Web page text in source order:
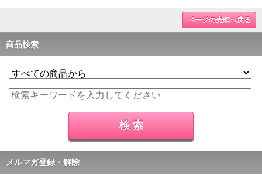
ページの先頭へ戻る
商品検索
メルマガ登録・解除